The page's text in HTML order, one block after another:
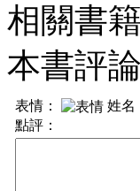
相關書籍
本書評論
表情： 姓名
點評：